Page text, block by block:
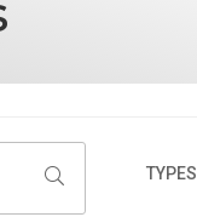
TYPES